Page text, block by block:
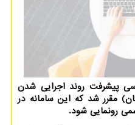
پیشرفت روند اجرایی شدن
مقرر شد که این سامانه در